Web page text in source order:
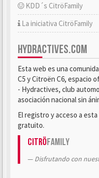
KDD´s CitröFamily
La iniciativa CitröFamily
HYDRACTIVES.COM
Esta web es una
C5 y Citroën C6, espacio
- Hydractives, club
asociación nacional sin
El registro y acceso a
gratuito.
CitröFamily
Disfrutando con